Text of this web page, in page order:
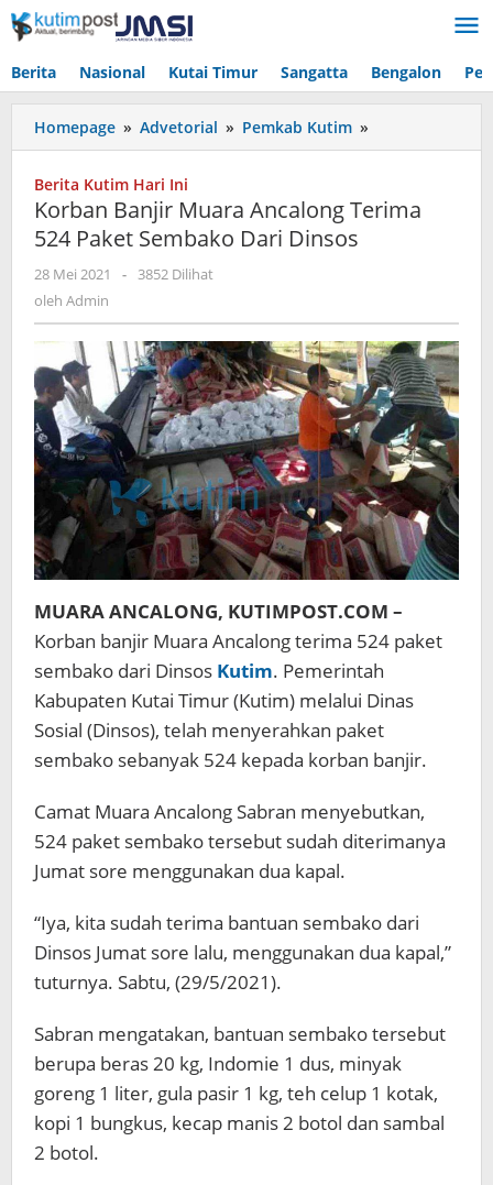
Lewati
ke
Berita Nasional Kutai Timur Sangatta Bengalon
Homepage » Advetorial » Pemkab Kutim »
Banjir
Terima
Berita Kutim Hari Ini
Korban Banjir Muara Ancalong Terima
524 Paket Sembako Dari Dinsos
28 Mei 2021
oleh
- 3852 Dilihat
oleh Admin
MUARA ANCALONG, KUTIMPOST.COM –
Korban banjir Muara Ancalong terima 524 paket
sembako dari Dinsos Kutim. Pemerintah
Kabupaten Kutai Timur (Kutim) melalui Dinas
Sosial (Dinsos), telah menyerahkan paket
sembako sebanyak 524 kepada korban banjir.
Camat Muara Ancalong Sabran menyebutkan,
524 paket sembako tersebut sudah diterimanya
Jumat sore menggunakan dua kapal.
“Iya, kita sudah terima bantuan sembako dari
Dinsos Jumat sore lalu, menggunakan dua kapal,”
tuturnya. Sabtu, (29/5/2021).
Sabran mengatakan, bantuan sembako tersebut
berupa beras 20 kg, Indomie 1 dus, minyak
goreng 1 liter, gula pasir 1 kg, teh celup 1 kotak,
kopi 1 bungkus, kecap manis 2 botol dan sambal
2 botol.